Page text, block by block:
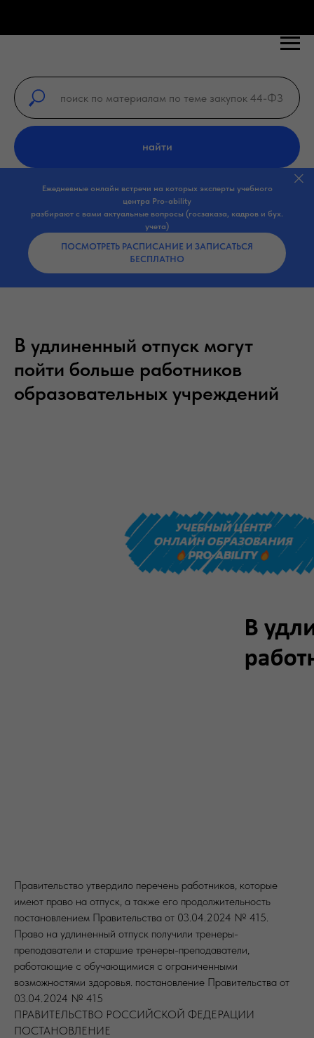
найти
Ежедневные онлайн встречи на которых эксперты учебного
центра Pro-ability
разбирают с вами актуальные вопросы (госзаказа, кадров и бух.
учета)
ПОСМОТРЕТЬ РАСПИСАНИЕ И ЗАПИСАТЬСЯ
БЕСПЛАТНО
В удлиненный отпуск могут
пойти больше работников
образовательных учреждений
Правительство утвердило перечень работников, которые
имеют право на отпуск, а также его продолжительность
постановлением Правительства от 03.04.2024 № 415.
Право на удлиненный отпуск получили тренеры-
преподаватели и старшие тренеры-преподаватели,
работающие с обучающимися с ограниченными
возможностями здоровья. постановление Правительства от
03.04.2024 № 415
ПРАВИТЕЛЬСТВО РОССИЙСКОЙ ФЕДЕРАЦИИ
ПОСТАНОВЛЕНИЕ